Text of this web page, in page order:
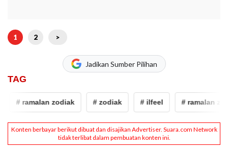
1 2 >
Jadikan Sumber Pilihan
TAG
# ramalan zodiak # zodiak # ilfeel # ramalan